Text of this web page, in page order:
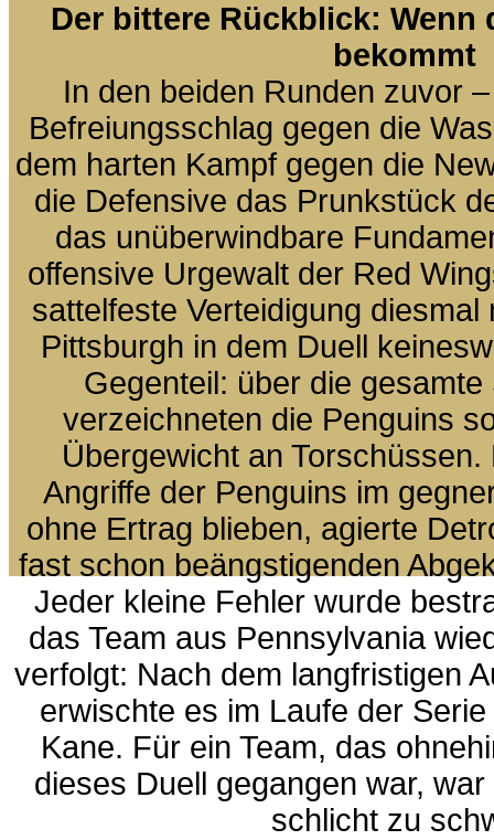
Der bittere Rückblick: Wenn
bekommt
In den beiden Runden zuvor
Befreiungsschlag gegen die
dem harten Kampf gegen die
die Defensive das Prunkstück
das unüberwindbare
offensive Urgewalt der Red
sattelfeste Verteidigung
Pittsburgh in dem Duell
Gegenteil: über die
verzeichneten die Penguins
Übergewicht an
Angriffe der Penguins im
ohne Ertrag blieben, agierte
fast schon beängstigenden
Jeder kleine Fehler wurde
das Team aus Pennsylvania
verfolgt: Nach dem langfristigen
erwischte es im Laufe der
Kane. Für ein Team, das
dieses Duell gegangen war,
schlicht zu